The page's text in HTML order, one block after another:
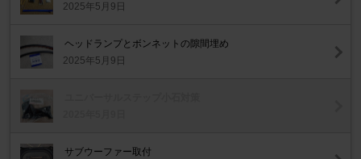
2025年5月9日
ヘッドランプとボンネットの隙間埋め
2025年5月9日
サブウーファー取付